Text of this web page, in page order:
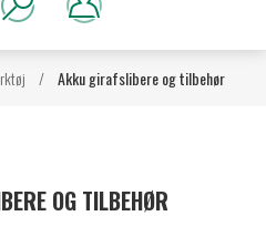
/ Akku girafslibere og tilbehør
OG TILBEHØR